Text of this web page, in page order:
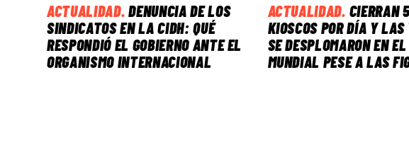
ACTUALIDAD. DENUNCIA DE LOS
SINDICATOS EN LA CIDH: QUÉ
RESPONDIÓ EL GOBIERNO ANTE EL
ORGANISMO INTERNACIONAL
ACTUALIDAD. CIERRAN
KIOSCOS POR DÍA Y LAS
SE DESPLOMARON EN
MUNDIAL PESE A LAS